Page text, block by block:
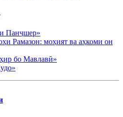
Панҷшер»
Рамазон: моҳият ва аҳкоми он
бо Мавлавӣ»